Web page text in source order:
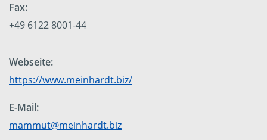
Fax:
+49 6122 8001-44
Webseite:
https://www.meinhardt.biz/
E-Mail:
mammut@meinhardt.biz